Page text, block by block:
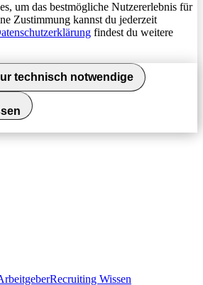
um das bestmögliche Nutzererlebnis für
Zustimmung kannst du jederzeit
findest du weitere
technisch notwendige
Recruiting Wissen